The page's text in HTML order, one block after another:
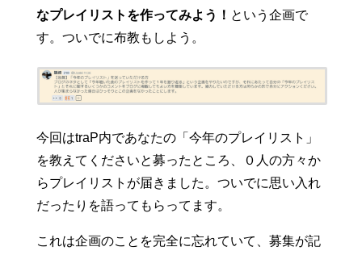
なプレイリストを作ってみよう！ という企画で
す。ついでに布教もしよう。
今回はtraP内であなたの「今年のプレイリスト」
を教えてくださいと募ったところ、０人の方々か
らプレイリストが届きました。ついでに思い入れ
だったりを語ってもらってます。
これは企画のことを完全に忘れていて、募集が記